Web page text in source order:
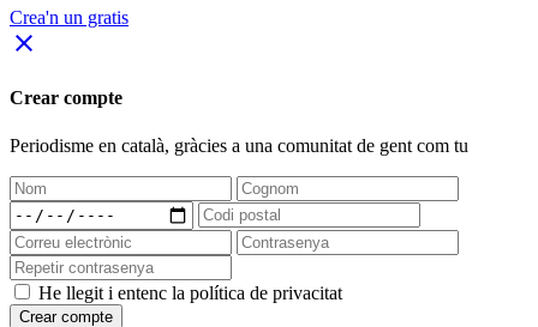
Crea'n un gratis
close
Crear compte
Periodisme en català, gràcies a una comunitat de gent com tu
He llegit i entenc la política de privacitat
Crear compte